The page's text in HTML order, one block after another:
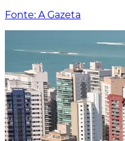
Fonte: A Gazeta